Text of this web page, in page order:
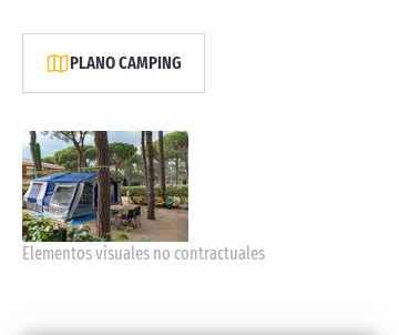
PLANO CAMPING
Elementos visuales no contractuales